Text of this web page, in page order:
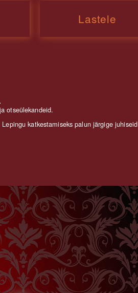
Lastele
otseülekandeid.
katkestamiseks palun järgige juhiseid